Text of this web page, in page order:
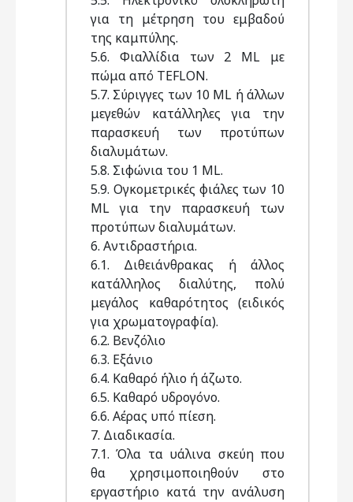
για τη μέτρηση του εμβαδού
της καμπύλης.
5.6. Φιαλλίδια των 2 ML με
πώμα από TEFLON.
5.7. Σύριγγες των 10 ML ή άλλων
μεγεθών κατάλληλες για την
παρασκευή των προτύπων
διαλυμάτων.
5.8. Σιφώνια του 1 ML.
5.9. Ογκομετρικές φιάλες των 10
ML για την παρασκευή των
προτύπων διαλυμάτων.
6. Αντιδραστήρια.
6.1. Διθειάνθρακας ή άλλος
κατάλληλος διαλύτης, πολύ
μεγάλος καθαρότητος (ειδικός
για χρωματογραφία).
6.2. Βενζόλιο
6.3. Εξάνιο
6.4. Καθαρό ήλιο ή άζωτο.
6.5. Καθαρό υδρογόνο.
6.6. Αέρας υπό πίεση.
7. Διαδικασία.
7.1. Όλα τα υάλινα σκεύη που
θα χρησιμοποιηθούν στο
εργαστήριο κατά την ανάλυση